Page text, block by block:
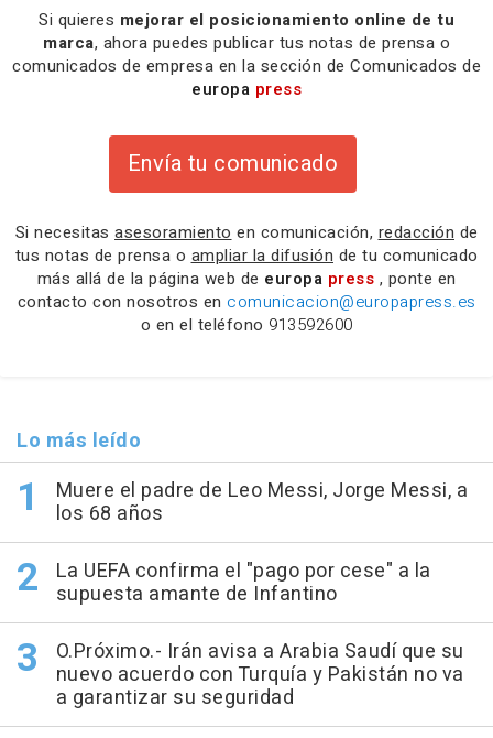
Si quieres mejorar el posicionamiento online de tu
marca, ahora puedes publicar tus notas de prensa o
comunicados de empresa en la sección de Comunicados de
europa press
Envía tu comunicado
Si necesitas asesoramiento en comunicación, redacción de
tus notas de prensa o ampliar la difusión de tu comunicado
más allá de la página web de europa press , ponte en
contacto con nosotros en comunicacion@europapress.es
o en el teléfono 913592600
Lo más leído
Muere el padre de Leo Messi, Jorge Messi, a
los 68 años
La UEFA confirma el "pago por cese" a la
supuesta amante de Infantino
O.Próximo.- Irán avisa a Arabia Saudí que su
nuevo acuerdo con Turquía y Pakistán no va
a garantizar su seguridad